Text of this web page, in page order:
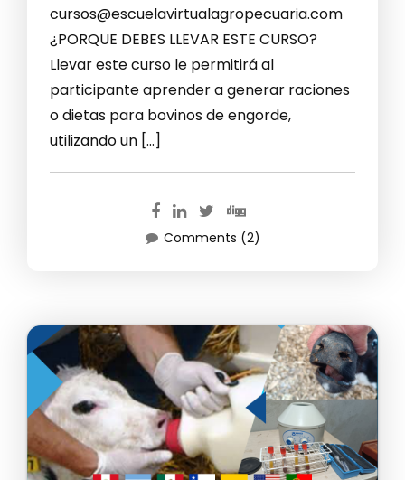
cursos@escuelavirtualagropecuaria.com
¿PORQUE DEBES LLEVAR ESTE CURSO?
Llevar este curso le permitirá al
participante aprender a generar raciones
o dietas para bovinos de engorde,
utilizando un […]
Comments (2)